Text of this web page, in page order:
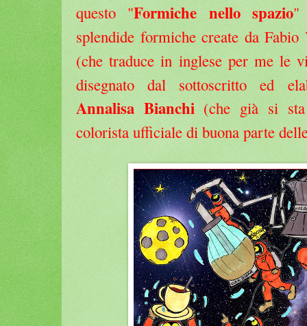
questo "Formiche nello spazio"
splendide formiche create da
(che traduce in inglese per me le
disegnato dal sottoscritto ed
Annalisa Bianchi (che già si sta
colorista ufficiale di buona parte